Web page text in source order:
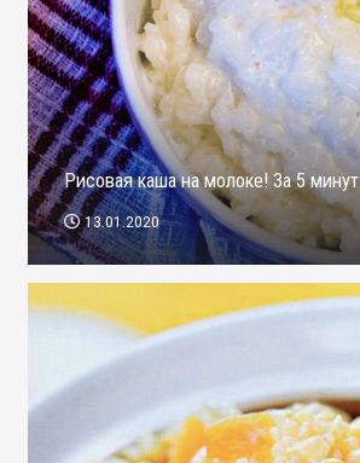
Рисовая каша на молоке! За 5 минут
13.01.2020